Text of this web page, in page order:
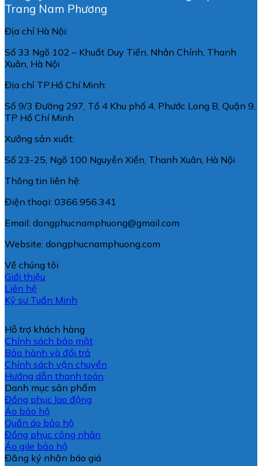
Trang Nam Phương
Địa chỉ Hà Nội:
Số 33 Ngõ 102 – Khuất Duy Tiến, Nhân Chính, Thanh
Xuân, Hà Nội
Địa chỉ TP.Hồ Chí Minh:
Số 9/3 Đường 297, Tổ 4 Khu phố 4, Phước Long B, Quận 9,
TP Hồ Chí Minh
Xưởng sản xuất:
Số 23-25, Ngõ 100 Nguyễn Xiển, Thanh Xuân, Hà Nội
Thông tin liên hệ:
Điện thoại: 0366.956.341
Email: dongphucnamphuong@gmail.com
Website: dongphucnamphuong.com
Về chúng tôi
Giới thiệu
Liên hệ
Kỹ sư Tuấn Minh
Hỗ trợ khách hàng
Chính sách bảo mật
Bảo hành và đổi trả
Chính sách vận chuyển
Hướng dẫn thanh toán
Danh mục sản phẩm
Đồng phục lao động
Áo bảo hộ
Quần áo bảo hộ
Đồng phục công nhân
Áo gile bảo hộ
Đăng ký nhận báo giá